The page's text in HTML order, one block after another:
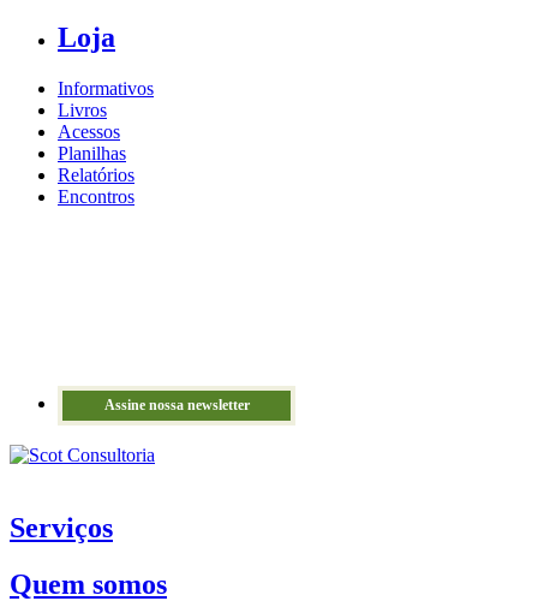
Loja
Informativos
Livros
Acessos
Planilhas
Relatórios
Encontros
Assine nossa newsletter
Serviços
Quem somos